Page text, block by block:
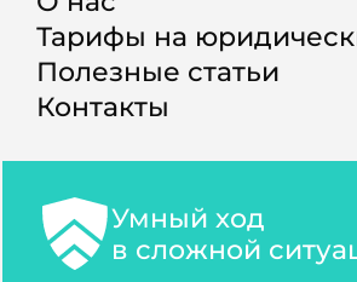
Тарифы на
Полезные статьи
Контакты
Умный ход
в сложной